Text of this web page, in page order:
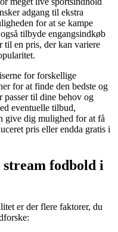
adgang til ekstra
for at se kampe
tilbyde engangsindkøb
til en pris, der kan variere
for forskellige
for at finde den bedste og
passer til dine behov og
eventuelle tilbud,
give dig mulighed for at få
pris eller endda gratis i
fodbold i
er der flere faktorer, du